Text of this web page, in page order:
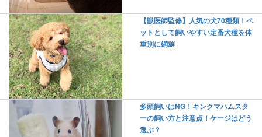
【獣医師監修】人気の犬70種類！ペ
ットとして飼いやすい定番犬種を体
重別に網羅
多頭飼いはNG！キンクマハムスタ
ーの飼い方と注意点！ケージはどう
選ぶ？